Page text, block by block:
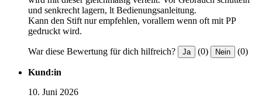
und senkrecht lagern, lt Bedienungsanleitung.
Kann den Stift nur empfehlen, vorallem wenn oft mit PP
gedruckt wird.
War diese Bewertung für dich hilfreich? Ja (0) Nein (0)
Kund:in
10. Juni 2026